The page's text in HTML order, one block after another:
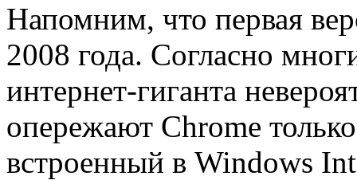
Напомним, что первая
2008 года. Согласно
интернет-гиганта
опережают Chrome
встроенный в Windows